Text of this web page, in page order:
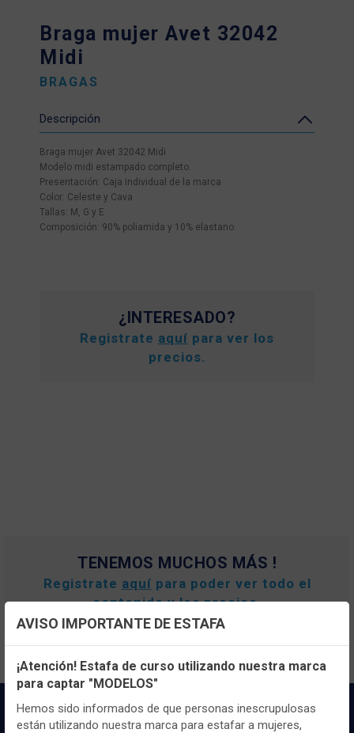
Braga mujer Avet 32042
Midi
BRAGAS
Descripción
Braga mujer Avet 32042 Midi
Modelo midi estampado completo.
Presentación: Caja individual de la marca
Color: Celeste y Cava
Tallas: M, G y E
Composición: 90% poliamida y 10% elastano
¿INTERESADO?
Registrate aquí para ver los
precios.
TENEMOS MUCHOS MÁS !
Registrate aquí para poder ver todo el
contenido y los precios.
Configuración de cookies
Utilizamos cookies propias y de terceros, de sesión o
persistentes, para hacer funcionar de manera segura nuestra
página web y personalizar su contenido.
AVISO IMPORTANTE DE ESTAFA
¡Atención! Estafa de curso utilizando nuestra marca
para captar "MODELOS"
Hemos sido informados de que personas inescrupulosas
están utilizando nuestra marca para estafar a mujeres,